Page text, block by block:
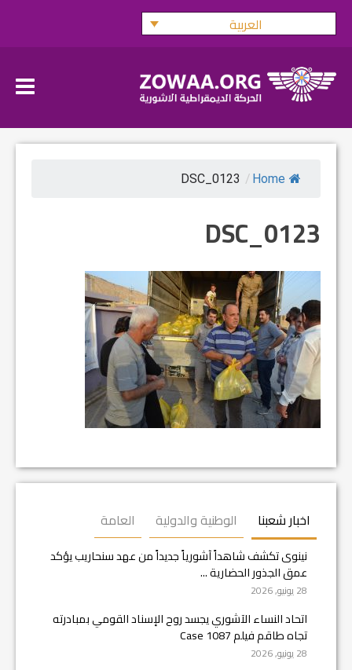
Skip
العربية
Home
/
DSC_0123
DSC_0123
اخبار شعبنا الوطنية والدولية العامة
نينوى تكشف شاهداً آشورياً جديداً من عهد سنحاريب يؤكد
عمق الجذور الحضارية ...
28 يونيو, 2026
اتحاد النساء الآشوري يجسد روح الإسناد القومي بمبادرته
تجاه طاقم فيلم Case 1087
28 يونيو, 2026